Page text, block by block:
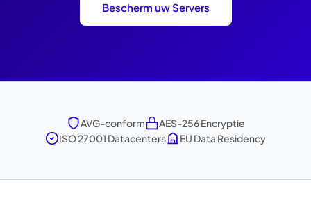
Bescherm uw Servers
AVG-conform
AES-256 Encryptie
ISO 27001 Datacenters
EU Data Residency